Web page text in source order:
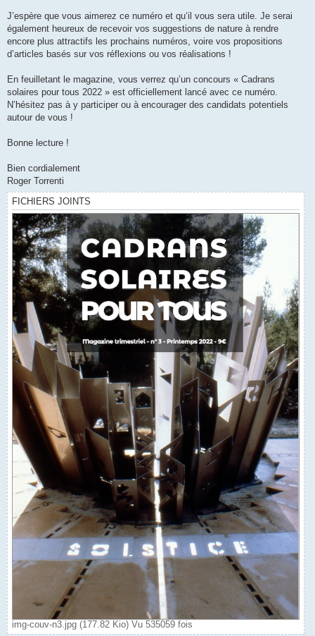
J’espère que vous aimerez ce numéro et qu‘il vous sera utile. Je serai
également heureux de recevoir vos suggestions de nature à rendre
encore plus attractifs les prochains numéros, voire vos propositions
d’articles basés sur vos réflexions ou vos réalisations !
En feuilletant le magazine, vous verrez qu’un concours « Cadrans
solaires pour tous 2022 » est officiellement lancé avec ce numéro.
N’hésitez pas à y participer ou à encourager des candidats potentiels
autour de vous !
Bonne lecture !
Bien cordialement
Roger Torrenti
FICHIERS JOINTS
img-couv-n3.jpg (177.82 Kio) Vu 535059 fois